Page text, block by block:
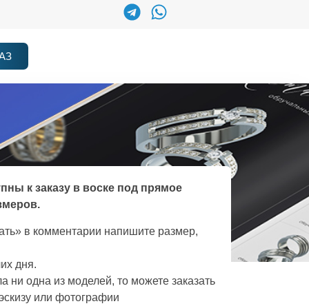
к заказу в воске под прямое
в комментарии напишите размер,
дня.
ни одна из моделей, то можете заказать
или фотографии